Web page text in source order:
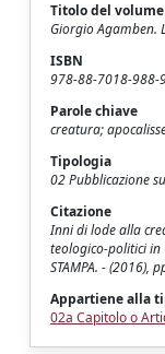
Titolo del volume
Giorgio Agamben.
ISBN
978-88-7018-988-
Parole chiave
creatura;
Tipologia
02 Pubblicazione
Citazione
Inni di lode alla
teologico-politici in
STAMPA. - (2016),
Appartiene alla
02a Capitolo o